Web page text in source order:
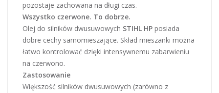
pozostaje zachowana na długi czas.
Wszystko czerwone. To dobrze.
Olej do silników dwusuwowych STIHL HP posiada
dobre cechy samomieszające. Skład mieszanki można
łatwo kontrolować dzięki intensywnemu zabarwieniu
na czerwono.
Zastosowanie
Większość silników dwusuwowych (zarówno z